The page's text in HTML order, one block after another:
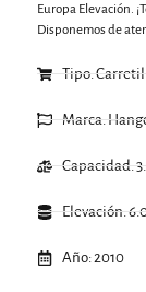
Europa Elevación.
Disponemos de
Tipo:
Marca:
Capacidad:
Elevación:
Año: 2010